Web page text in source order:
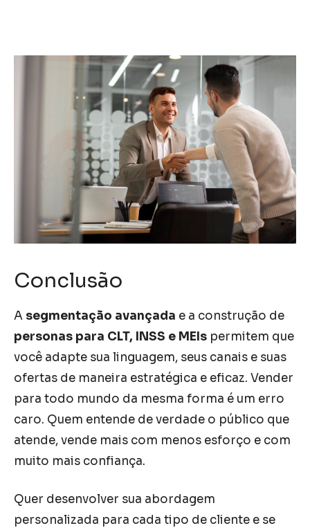
Conclusão
A segmentação avançada e a construção de
personas para CLT, INSS e MEIs permitem que
você adapte sua linguagem, seus canais e suas
ofertas de maneira estratégica e eficaz. Vender
para todo mundo da mesma forma é um erro
caro. Quem entende de verdade o público que
atende, vende mais com menos esforço e com
muito mais confiança.
Quer desenvolver sua abordagem
personalizada para cada tipo de cliente e se